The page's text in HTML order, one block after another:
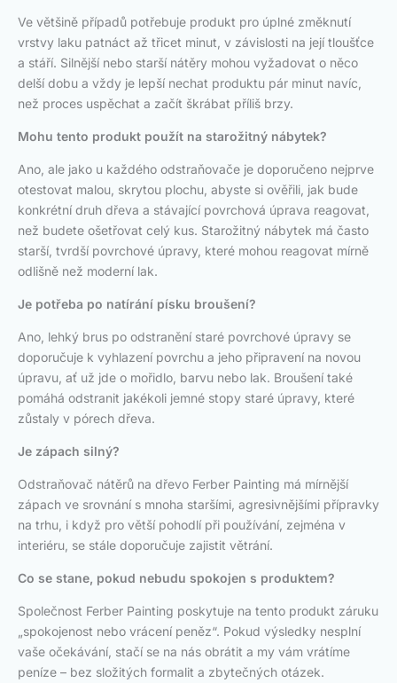
Ve většině případů potřebuje produkt pro úplné změknutí
vrstvy laku patnáct až třicet minut, v závislosti na její tloušťce
a stáří. Silnější nebo starší nátěry mohou vyžadovat o něco
delší dobu a vždy je lepší nechat produktu pár minut navíc,
než proces uspěchat a začít škrábat příliš brzy.
Mohu tento produkt použít na starožitný nábytek?
Ano, ale jako u každého odstraňovače je doporučeno nejprve
otestovat malou, skrytou plochu, abyste si ověřili, jak bude
konkrétní druh dřeva a stávající povrchová úprava reagovat,
než budete ošetřovat celý kus. Starožitný nábytek má často
starší, tvrdší povrchové úpravy, které mohou reagovat mírně
odlišně než moderní lak.
Je potřeba po natírání písku broušení?
Ano, lehký brus po odstranění staré povrchové úpravy se
doporučuje k vyhlazení povrchu a jeho připravení na novou
úpravu, ať už jde o mořidlo, barvu nebo lak. Broušení také
pomáhá odstranit jakékoli jemné stopy staré úpravy, které
zůstaly v pórech dřeva.
Je zápach silný?
Odstraňovač nátěrů na dřevo Ferber Painting má mírnější
zápach ve srovnání s mnoha staršími, agresivnějšími přípravky
na trhu, i když pro větší pohodlí při používání, zejména v
interiéru, se stále doporučuje zajistit větrání.
Co se stane, pokud nebudu spokojen s produktem?
Společnost Ferber Painting poskytuje na tento produkt záruku
„spokojenost nebo vrácení peněz“. Pokud výsledky nesplní
vaše očekávání, stačí se na nás obrátit a my vám vrátíme
peníze – bez složitých formalit a zbytečných otázek.